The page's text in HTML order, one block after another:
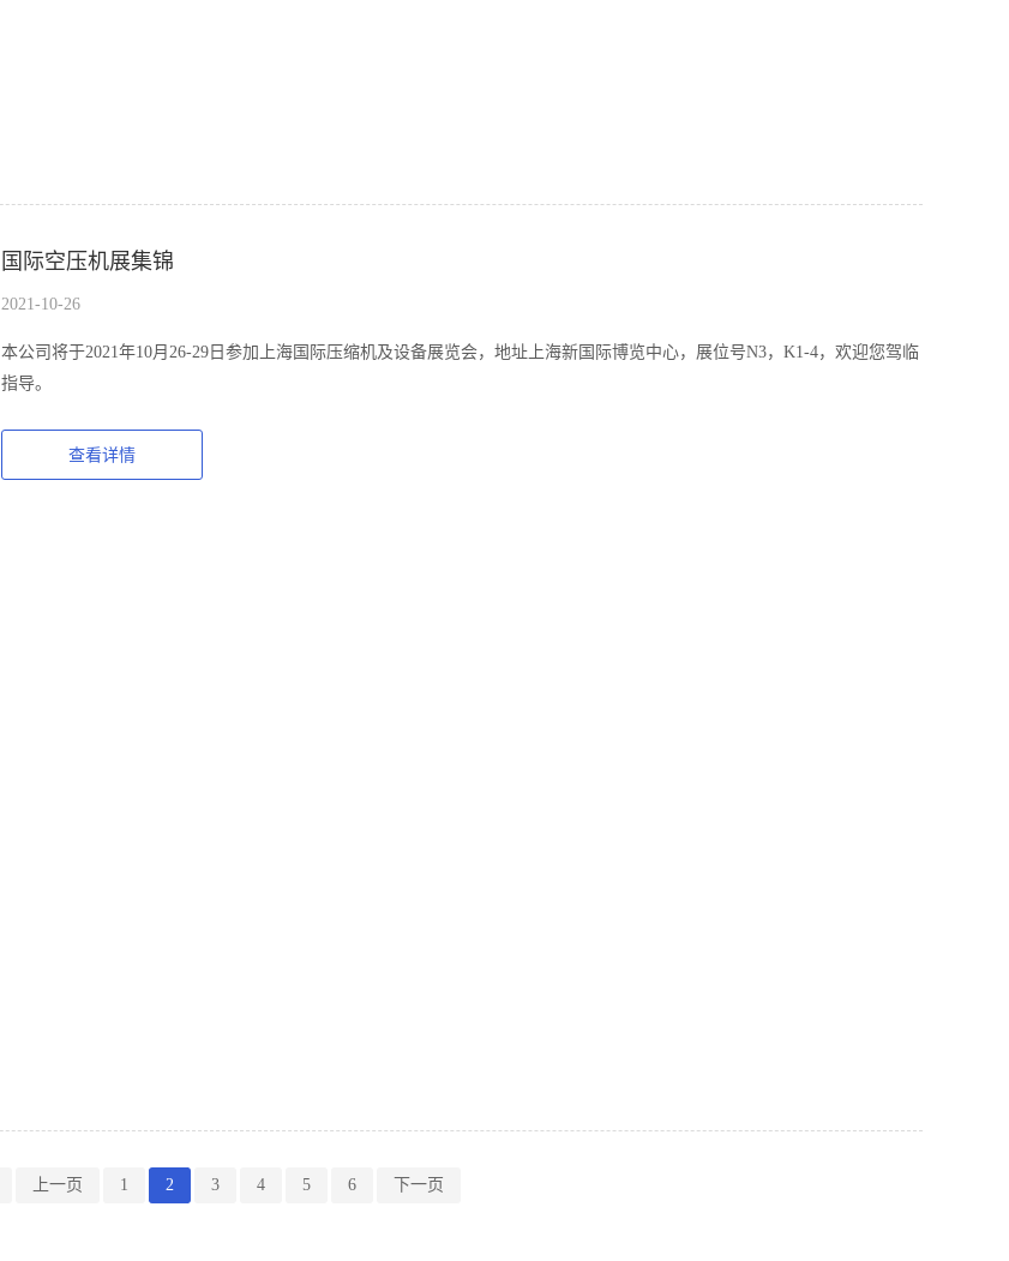
国际空压机展集锦
2021-10-26
本公司将于2021年10月26-29日参加上海国际压缩机及设备展览会，地址上海新国际博览中心，展位号N3，K1-4，欢迎您驾临
指导。
查看详情
上一页 1 2 3 4 5 6 下一页